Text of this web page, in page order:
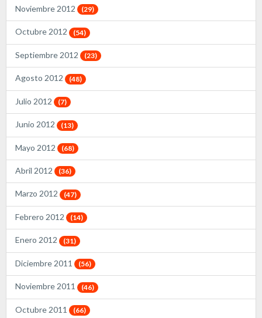
Noviembre 2012 (29)
Octubre 2012 (54)
Septiembre 2012 (23)
Agosto 2012 (48)
Julio 2012 (7)
Junio 2012 (13)
Mayo 2012 (68)
Abril 2012 (36)
Marzo 2012 (47)
Febrero 2012 (14)
Enero 2012 (31)
Diciembre 2011 (56)
Noviembre 2011 (46)
Octubre 2011 (66)